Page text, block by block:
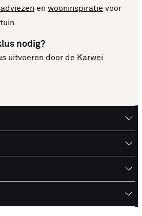
en wooninspiratie voor
nodig?
uitvoeren door de Karwei